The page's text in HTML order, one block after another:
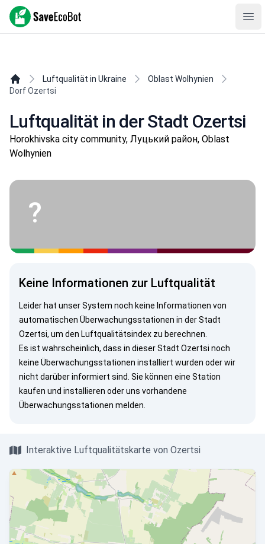
SaveEcoBot
Luftqualität in Ukraine
Oblast Wolhynien
Dorf Ozertsi
Luftqualität in der Stadt Ozertsi
Horokhivska city community, Луцький район, Oblast
Wolhynien
?
Keine Informationen zur Luftqualität
Leider hat unser System noch keine Informationen von
automatischen Überwachungsstationen in der Stadt
Ozertsi, um den Luftqualitätsindex zu berechnen.
Es ist wahrscheinlich, dass in dieser Stadt Ozertsi noch
keine Überwachungsstationen installiert wurden oder wir
nicht darüber informiert sind. Sie können eine Station
kaufen und installieren oder uns vorhandene
Überwachungsstationen melden.
Interaktive Luftqualitätskarte von Ozertsi